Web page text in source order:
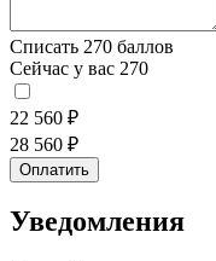
Списать 270 баллов
Сейчас у вас 270
22 560 ₽
28 560 ₽
Оплатить
Уведомления